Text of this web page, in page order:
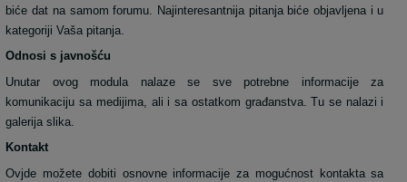
biće dat na samom forumu. Najinteresantnija pitanja biće objavljena i u
kategoriji Vaša pitanja.
Odnosi s javnošću
Unutar ovog modula nalaze se sve potrebne informacije za
komunikaciju sa medijima, ali i sa ostatkom građanstva. Tu se nalazi i
galerija slika.
Kontakt
Ovjde možete dobiti osnovne informacije za mogućnost kontakta sa